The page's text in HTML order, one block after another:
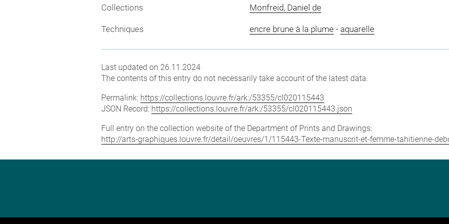
Collections Monfreid, Daniel de
Techniques encre brune à la plume- aquarelle
Last updated on 26.11.2024
The contents of this entry do not necessarily take account of the latest data.
Permalink: https://collections.louvre.fr/ark:/53355/cl020115443
JSON Record: https://collections.louvre.fr/ark:/53355/cl020115443.json
Full entry on the collection website of the Department of Prints and Drawings:
http://arts-graphiques.louvre.fr/detail/oeuvres/1/115443-Texte-manuscrit-et-femme-tahitienne-